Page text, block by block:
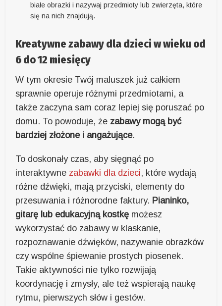
białe obrazki i nazywaj przedmioty lub zwierzęta, które
się na nich znajdują.
Kreatywne zabawy dla dzieci w wieku od
6 do 12 miesięcy
W tym okresie Twój maluszek już całkiem
sprawnie operuje różnymi przedmiotami, a
także zaczyna sam coraz lepiej się poruszać po
domu. To powoduje, że zabawy mogą być
bardziej złożone i angażujące.
To doskonały czas, aby sięgnąć po
interaktywne zabawki dla dzieci, które wydają
różne dźwięki, mają przyciski, elementy do
przesuwania i różnorodne faktury. Pianinko,
gitarę lub edukacyjną kostkę możesz
wykorzystać do zabawy w klaskanie,
rozpoznawanie dźwięków, nazywanie obrazków
czy wspólne śpiewanie prostych piosenek.
Takie aktywności nie tylko rozwijają
koordynację i zmysły, ale też wspierają naukę
rytmu, pierwszych słów i gestów.